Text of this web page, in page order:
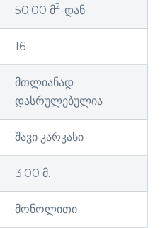
50.00 მ2-დან
16
მთლიანად
დასრულებულია
შავი კარკასი
3.00 მ.
მონოლითი